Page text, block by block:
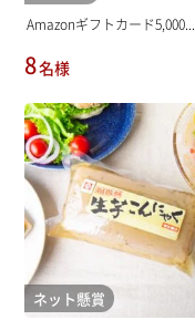
Amazonギフトカード5,000...
8名様
ネット懸賞